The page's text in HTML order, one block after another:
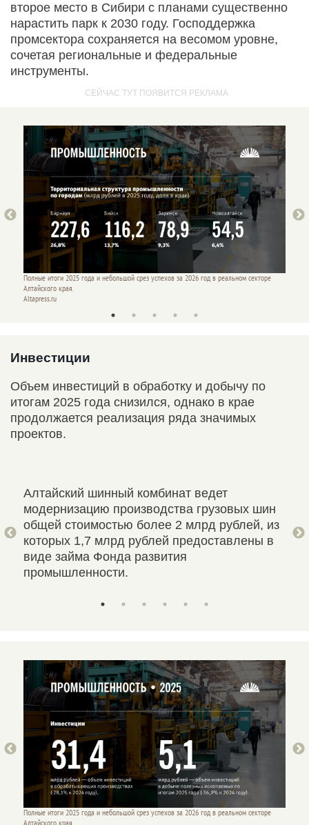
второе место в Сибири с планами существенно
нарастить парк к 2030 году. Господдержка
промсектора сохраняется на весомом уровне,
сочетая региональные и федеральные
инструменты.
Полные итоги 2025 года и небольшой срез успехов за 2026 год в реальном секторе
Алтайского края.
Altapress.ru
Инвестиции
Объем инвестиций в обработку и добычу по
итогам 2025 года снизился, однако в крае
продолжается реализация ряда значимых
проектов.
Алтайский шинный комбинат ведет
модернизацию производства грузовых шин
общей стоимостью более 2 млрд рублей, из
которых 1,7 млрд рублей предоставлены в
виде займа Фонда развития
промышленности.
Полные итоги 2025 года и небольшой срез успехов за 2026 год в реальном секторе
Алтайского края.